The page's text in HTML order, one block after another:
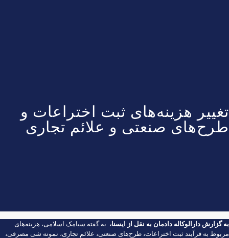
تغییر هزینه‌های ثبت اختراعات و
طرح‌های صنعتی و علائم تجاری
به گزارشدارالوکاله دادمان به نقل از ایسنا، به گفته سیامک اسلامی، هزینه‌های
مربوط به فرآیند ثبت اختراعات، طرح‌های صنعتی، علائم تجاری، نمونه شی مصرفی،